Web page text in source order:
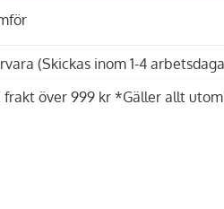
(Skickas inom 1-4
frakt över 999 kr *Gäller allt